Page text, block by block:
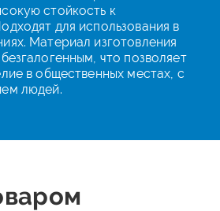
стойкость к
для использования в
Материал изготовления
что позволяет
в общественных местах, с
людей.